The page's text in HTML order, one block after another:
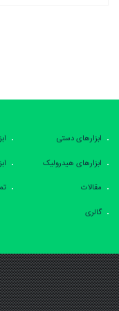
ابزارهای دستی
ابزارهای هیدرولیک
مقالات
گالری